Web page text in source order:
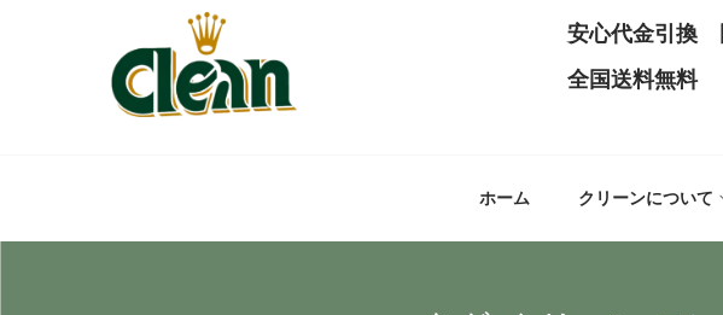
安心代金引換
全国送料無料
ホーム クリーンについて